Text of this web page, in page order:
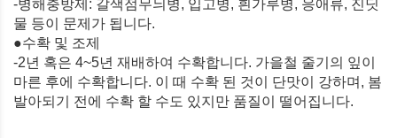
-병해충방제: 갈색점무늬병, 입고병, 흰가루병, 응애류, 진딧
물 등이 문제가 됩니다.
●수확 및 조제
-2년 혹은 4~5년 재배하여 수확합니다. 가을철 줄기의 잎이
마른 후에 수확합니다. 이 때 수확 된 것이 단맛이 강하며, 봄
발아되기 전에 수확 할 수도 있지만 품질이 떨어집니다.